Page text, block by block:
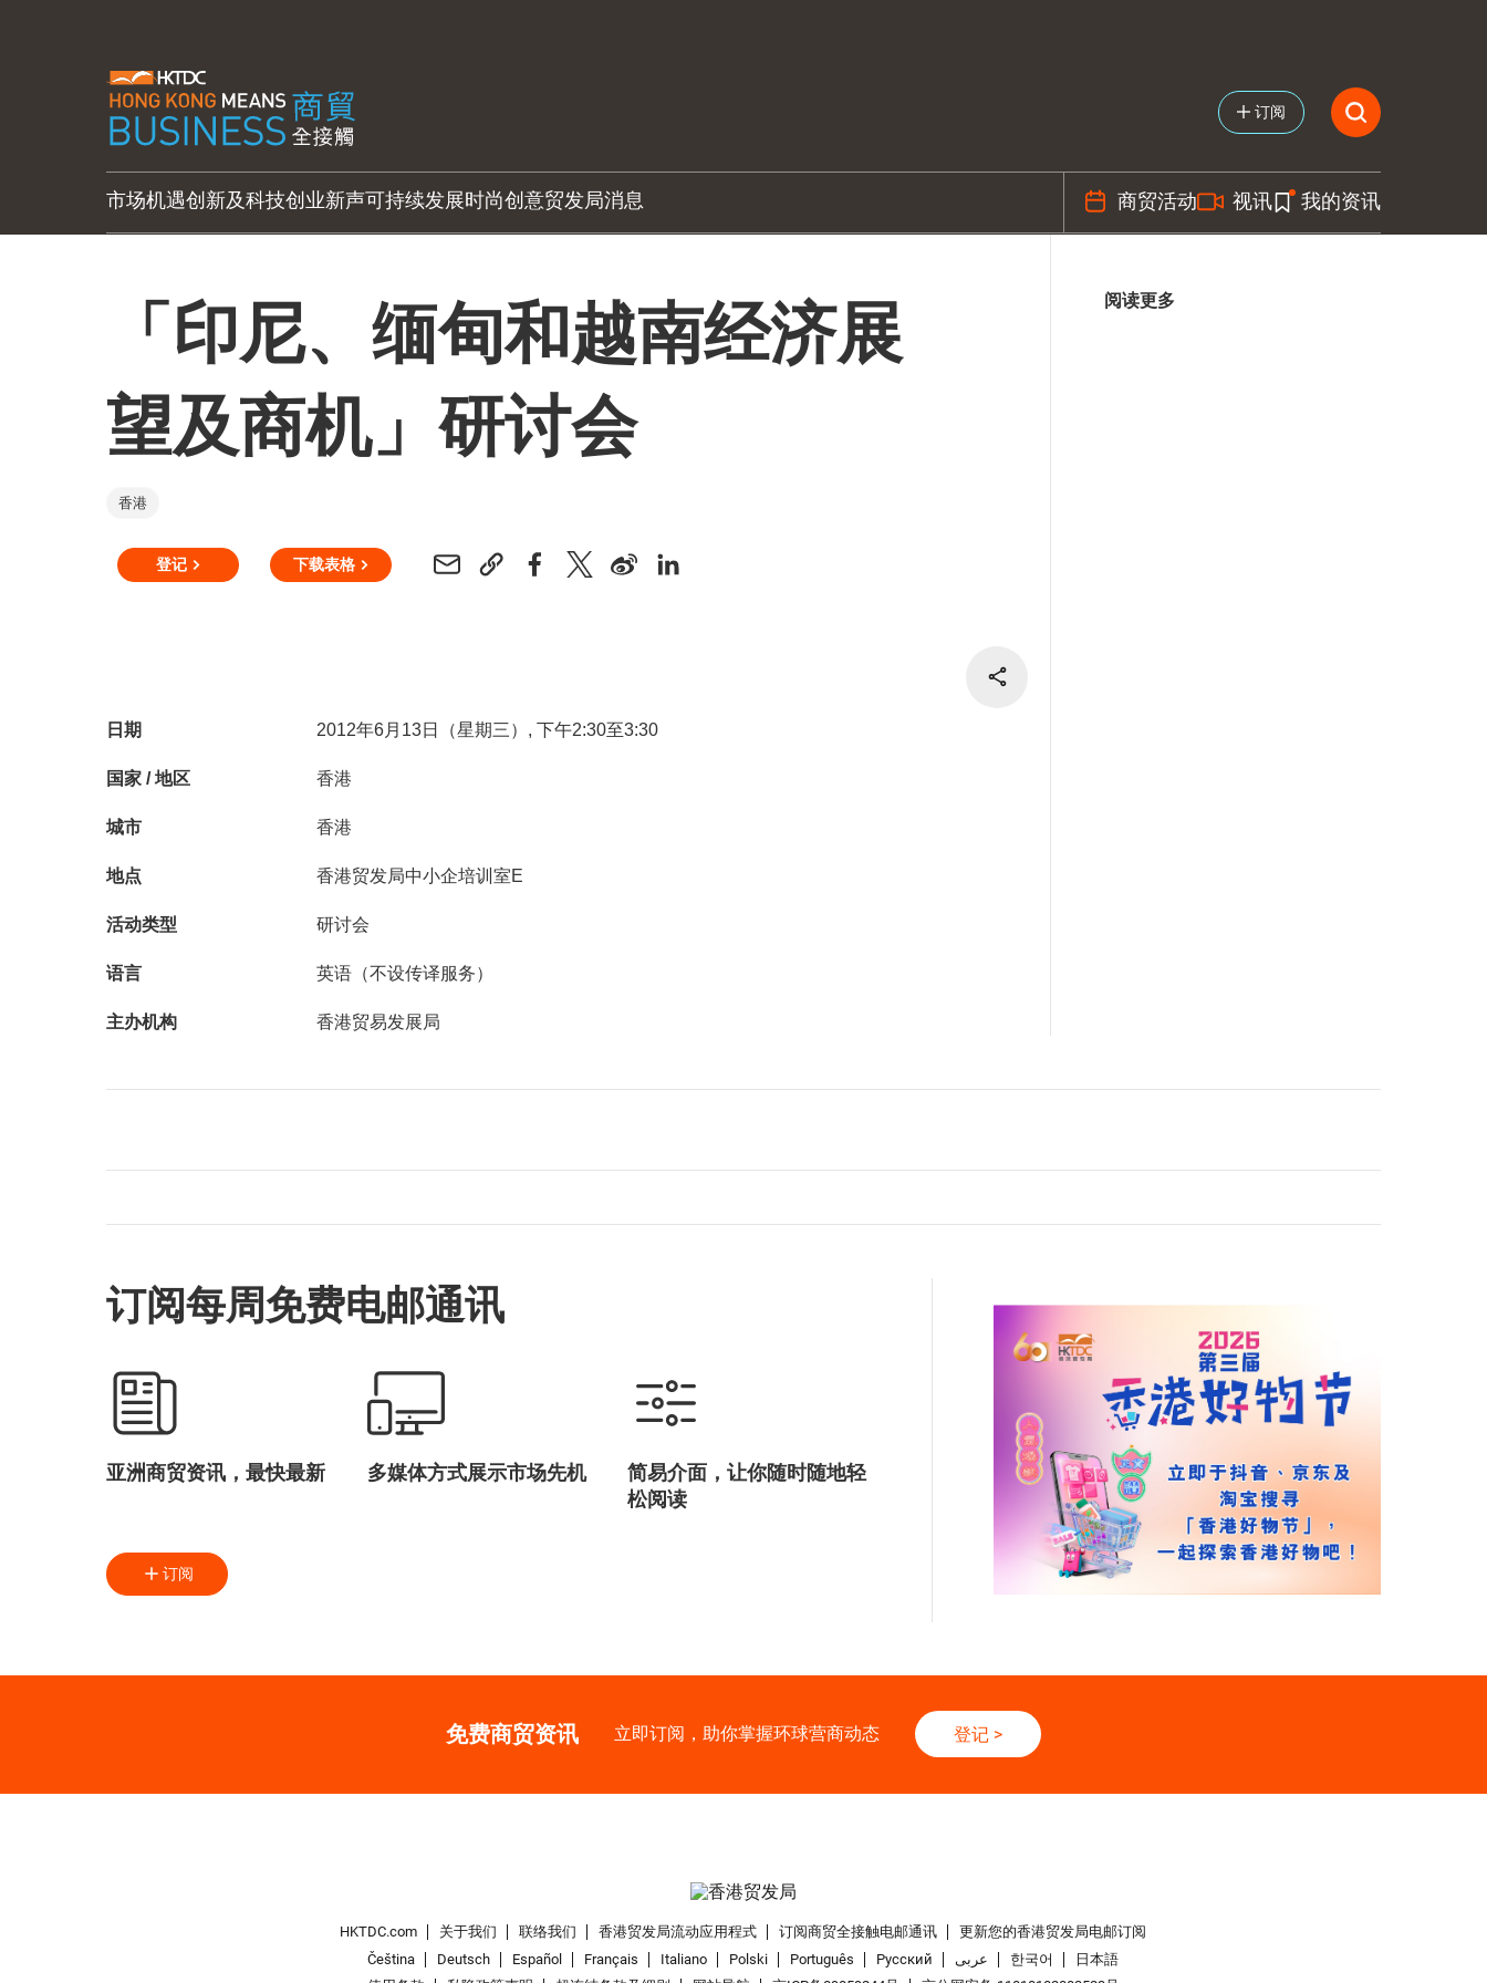
订阅
市场机遇创新及科技创业新声可持续发展时尚创意贸发局消息 商贸活动 视讯 我的资讯
「印尼、缅甸和越南经济展
望及商机」研讨会
香港
登记 下载表格
日期 2012年6月13日（星期三）, 下午2:30至3:30
国家 / 地区 香港
城市 香港
地点 香港贸发局中小企培训室E
活动类型 研讨会
语言 英语（不设传译服务）
主办机构 香港贸易发展局
阅读更多
订阅每周免费电邮通讯
亚洲商贸资讯，最快最新 多媒体方式展示市场先机
简易介面，让你随时随地轻
松阅读
订阅
免费商贸资讯 立即订阅，助你掌握环球营商动态 登记>
HKTDC.com 关于我们 联络我们 香港贸发局流动应用程式 订阅商贸全接触电邮通讯
更新您的香港贸发局电邮订阅
Čeština
Deutsch Español Français Italiano Polski Português Pусский عربى 한국어
日本語